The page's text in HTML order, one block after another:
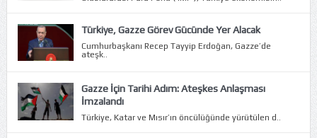
Türkiye, Gazze Görev Gücünde Yer Alacak
Cumhurbaşkanı Recep Tayyip Erdoğan, Gazze’de
ateşk..
Gazze İçin Tarihi Adım: Ateşkes Anlaşması
İmzalandı
Türkiye, Katar ve Mısır’ın öncülüğünde yürütülen d..